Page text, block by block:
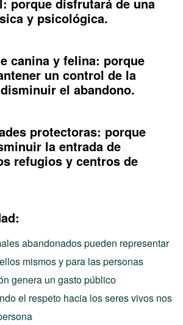
y psicológica.
canina y felina: porque
un control de la
el abandono.
protectoras: porque
la entrada de
refugios y centros de
abandonados pueden representar
mismos y para las personas
genera un gasto público
el respeto hacia los seres vivos nos